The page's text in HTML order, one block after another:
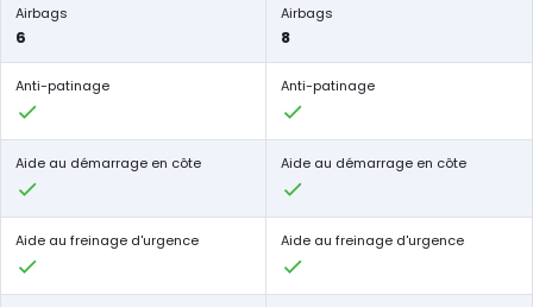
Airbags
6
Airbags
8
Anti-patinage Anti-patinage
Aide au démarrage en côte Aide au démarrage en côte
Aide au freinage d'urgence Aide au freinage d'urgence